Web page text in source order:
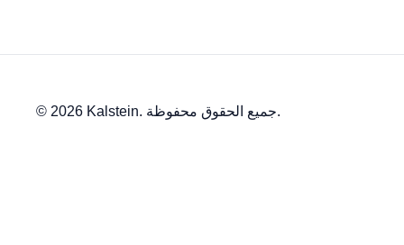
© 2026 Kalstein. جميع الحقوق محفوظة.